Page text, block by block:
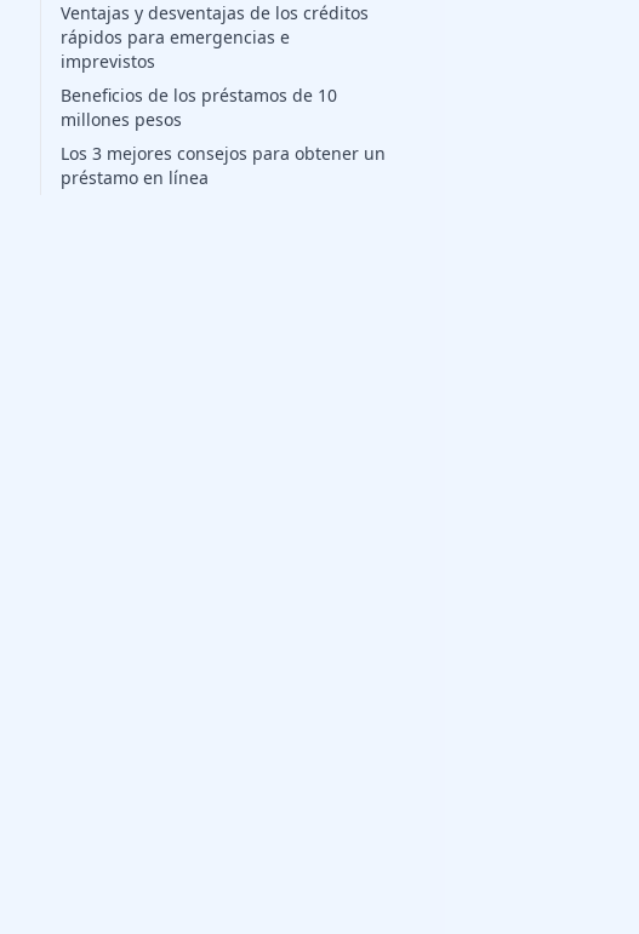
Ventajas y desventajas de los créditos
rápidos para emergencias e
imprevistos
Beneficios de los préstamos de 10
millones pesos
Los 3 mejores consejos para obtener un
préstamo en línea